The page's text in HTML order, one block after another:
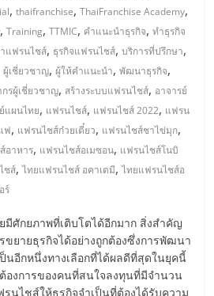
,thaifranchise,ThaiFranchise Academy,
,Training,TTMIC, คำแนะนำธุรกิจ,ทำธุรกิจ
แฟรนไชส์, ธุรกิจแฟรนไชส์,บริการที่ปรึกษา,
ผู้เชี่ยวชาญ,ผู้ให้คำแนะนำ,พัฒนาธุรกิจ,
รผู้เชี่ยวชาญ, สร้างระบบแฟรนไชส์, อาจารย์
แผนไทย, แฟรนไชส์, แฟรนไชส์ 2022, แฟรน
ฟ, แฟรนไชส์ก๋วยเตี๋ยว, แฟรนไชส์ชาไข่มุก,
อาหาร, แฟรนไชส์อเมซอน, แฟรนไชส์โนบิ
ชส์,ไทยแฟรนไชส์ อคาเดมี,ไทยแฟรนไชส์อ
ร์
มีศักยภาพที่เติบโตได้อีกมาก สิ่งสำคัญ
ขยายธุรกิจได้อย่างถูกต้องซึ่งการพัฒนา
นอีกหนึ่งทางเลือกที่ได้ผลดีที่สุดในยุคนี้
องการของคนที่สนใจลงทุนที่มีจำนวน
นไชส์ให้ธุรกิจจำเป็นที่ต้องได้รับความ